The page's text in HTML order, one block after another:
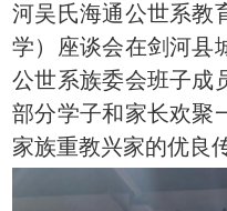
河吴氏海通公世系教
学）座谈会在剑河县
公世系族委会班子成
部分学子和家长欢聚
家族重教兴家的优良